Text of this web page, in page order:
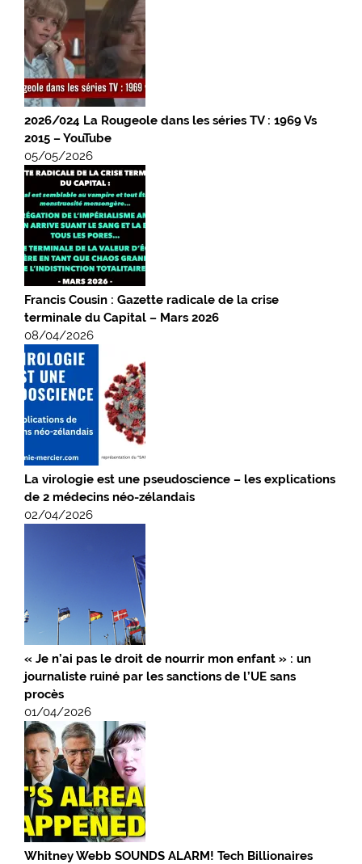
2026/024 La Rougeole dans les séries TV : 1969 Vs
2015 – YouTube
05/05/2026
Francis Cousin : Gazette radicale de la crise
terminale du Capital – Mars 2026
08/04/2026
La virologie est une pseudoscience – les explications
de 2 médecins néo-zélandais
02/04/2026
« Je n’ai pas le droit de nourrir mon enfant » : un
journaliste ruiné par les sanctions de l’UE sans
procès
01/04/2026
Whitney Webb SOUNDS ALARM! Tech Billionaires